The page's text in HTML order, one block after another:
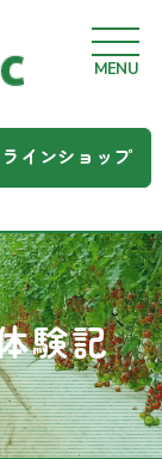
インショップ
MENU
験記